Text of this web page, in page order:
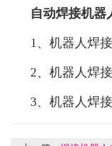
自动焊接机器
1、机器人焊
2、机器人焊
3、机器人焊